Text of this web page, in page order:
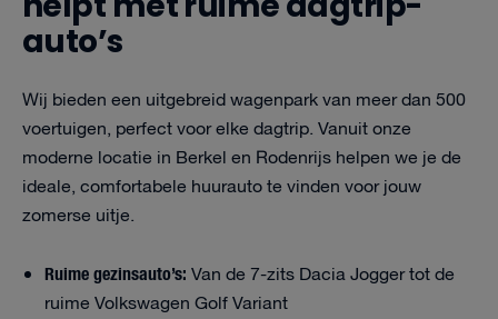
auto’s
Wij bieden een uitgebreid wagenpark van meer dan 500
voertuigen, perfect voor elke dagtrip. Vanuit onze
moderne locatie in Berkel en Rodenrijs helpen we je de
ideale, comfortabele huurauto te vinden voor jouw
zomerse uitje.
Ruime gezinsauto’s: Van de 7-zits Dacia Jogger tot de
ruime Volkswagen Golf Variant